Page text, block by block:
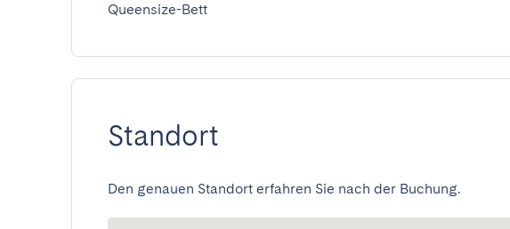
Queensize-Bett
Standort
Den genauen Standort erfahren Sie nach der Buchung.